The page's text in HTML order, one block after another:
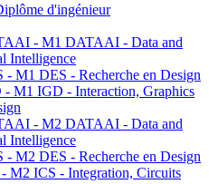
d'ingénieur
- M1 DATAAI - Data and
Intelligence
- M1 DES - Recherche en Design
M1 IGD - Interaction, Graphics
- M2 DATAAI - Data and
Intelligence
- M2 DES - Recherche en Design
M2 ICS - Integration, Circuits